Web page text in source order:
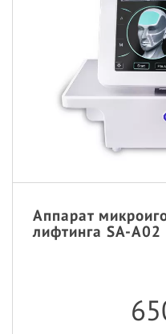
Аппарат
лифтинга SA-A02